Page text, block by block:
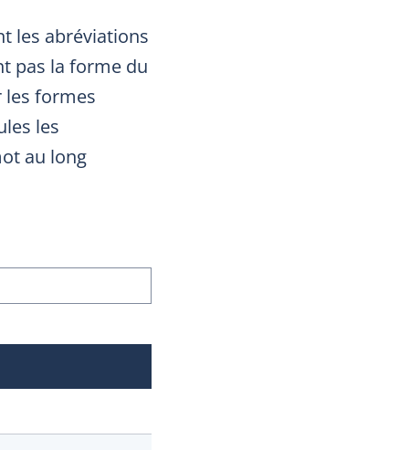
les abréviations
pas la forme du
les formes
les
au long